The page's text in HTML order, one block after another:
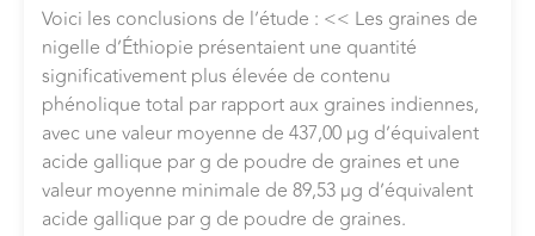
Voici les conclusions de l’étude : << Les graines de
nigelle d’Éthiopie présentaient une quantité
significativement plus élevée de contenu
phénolique total par rapport aux graines indiennes,
avec une valeur moyenne de 437,00 µg d’équivalent
acide gallique par g de poudre de graines et une
valeur moyenne minimale de 89,53 µg d’équivalent
acide gallique par g de poudre de graines.